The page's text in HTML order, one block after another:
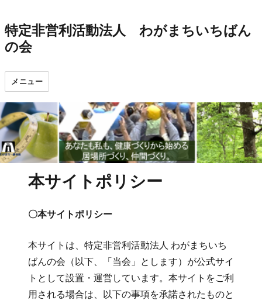
特定非営利活動法人 わがまちいちばん
の会
メニュー
本サイトポリシー
〇本サイトポリシー
本サイトは、特定非営利活動法人 わがまちいち
ばんの会（以下、「当会」とします）が公式サイ
トとして設置・運営しています。本サイトをご利
用される場合は、以下の事項を承諾されたものと